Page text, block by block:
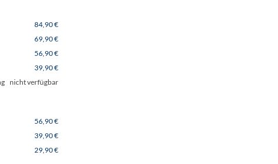
84,90 €
69,90 €
56,90 €
39,90 €
nicht verfügbar
56,90 €
39,90 €
29,90 €